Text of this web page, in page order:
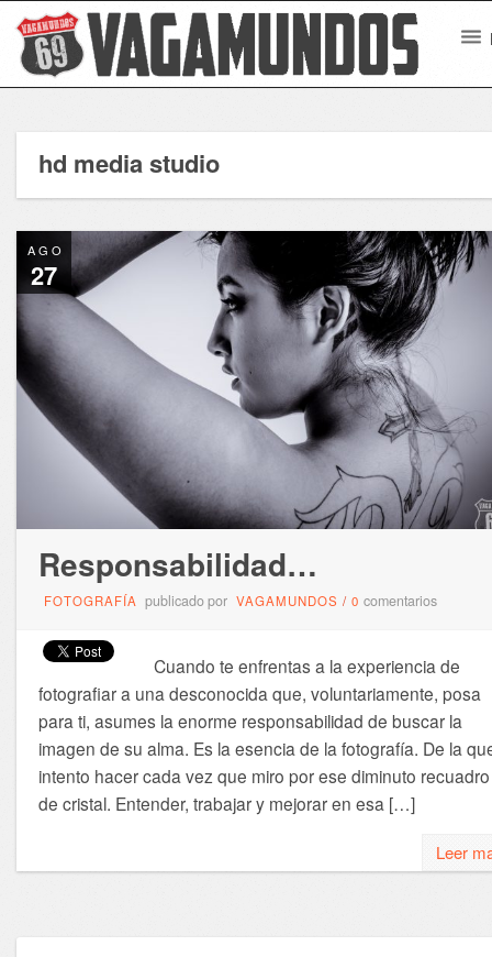
hd media studio
AGO
27
Responsabilidad…
FOTOGRAFÍA publicado por VAGAMUNDOS / 0 comentarios
Cuando te enfrentas a la experiencia de
fotografiar a una desconocida que, voluntariamente, posa
para ti, asumes la enorme responsabilidad de buscar la
imagen de su alma. Es la esencia de la fotografía. De la
intento hacer cada vez que miro por ese diminuto recuadro
de cristal. Entender, trabajar y mejorar en esa […]
Leer